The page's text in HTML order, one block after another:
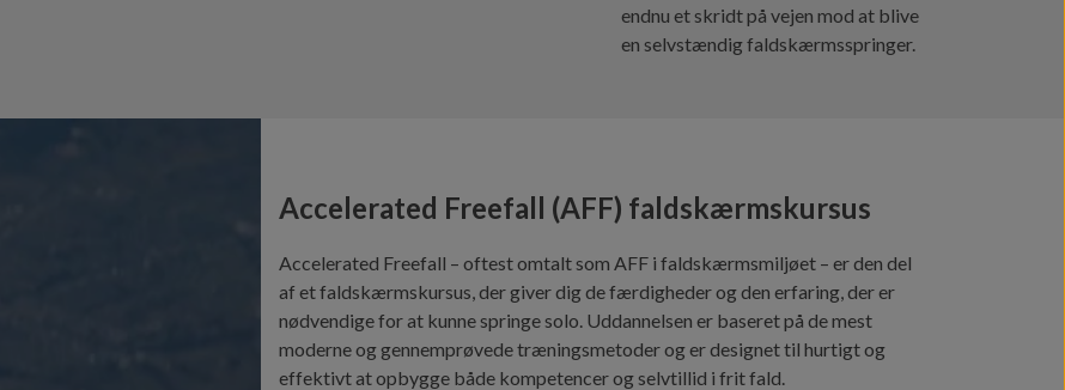
endnu et skridt på vejen mod at blive
en selvstændig faldskærmsspringer.
Accelerated Freefall (AFF) faldskærmskursus
Accelerated Freefall – oftest omtalt som AFF i faldskærmsmiljøet – er den del
af et faldskærmskursus, der giver dig de færdigheder og den erfaring, der er
nødvendige for at kunne springe solo. Uddannelsen er baseret på de mest
moderne og gennemprøvede træningsmetoder og er designet til hurtigt og
effektivt at opbygge både kompetencer og selvtillid i frit fald.